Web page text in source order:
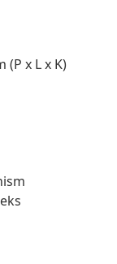
(P x L x K)